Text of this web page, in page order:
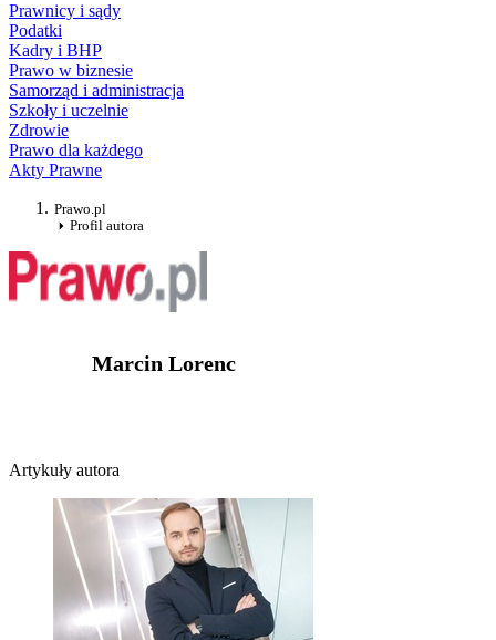
Prawnicy i sądy
Podatki
Kadry i BHP
Prawo w biznesie
Samorząd i administracja
Szkoły i uczelnie
Zdrowie
Prawo dla każdego
Akty Prawne
Prawo.pl
Profil autora
Marcin Lorenc
Artykuły autora